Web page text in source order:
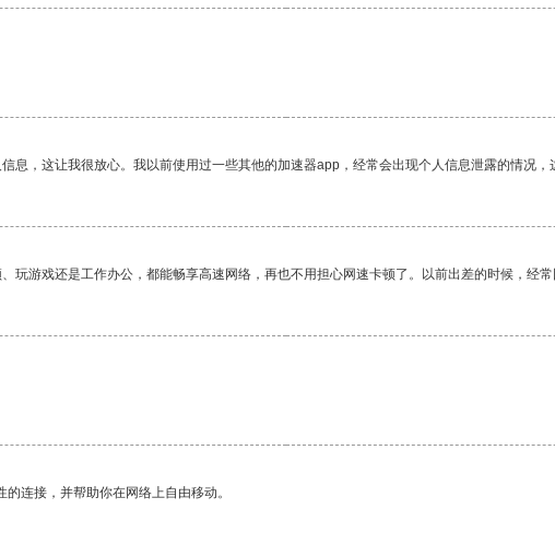
息，这让我很放心。我以前使用过一些其他的加速器app，经常会出现个人信息泄露的情况，
玩游戏还是工作办公，都能畅享高速网络，再也不用担心网速卡顿了。以前出差的时候，经
连接，并帮助你在网络上自由移动。